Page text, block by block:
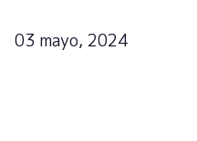
03 mayo, 2024